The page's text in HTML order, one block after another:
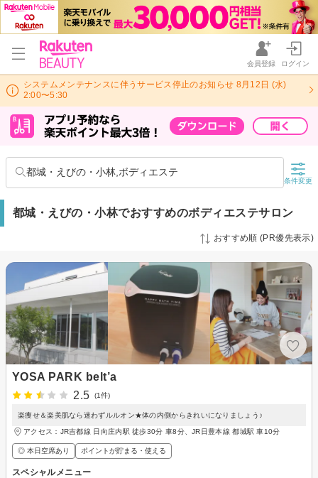
会員登録 ログイン
システムメンテナンスに伴うサービス停止のお知らせ 8月12日 (水)
2:00〜5:30
都城・えびの・小林,ボディエステ
条件変更
都城・えびの・小林でおすすめのボディエステサロン
おすすめ順 (PR優先表示)
YOSA PARK belt’a
2.5
(1件)
楽痩せ＆楽美肌なら迷わずルルオン★体の内側からきれいになりましょう♪
アクセス：JR吉都線 日向庄内駅 徒歩30分 車8分、JR日豊本線 都城駅 車10分
◎ 本日空席あり ポイントが貯まる・使える
スペシャルメニュー